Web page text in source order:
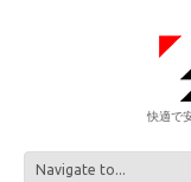
快適で